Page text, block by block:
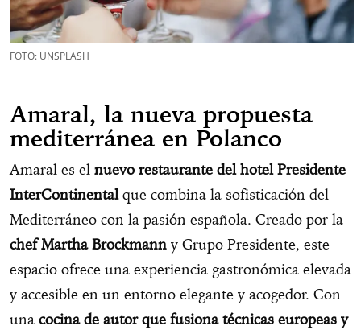
FOTO: UNSPLASH
Amaral, la nueva propuesta
mediterránea en Polanco
Amaral es el nuevo restaurante del hotel Presidente
InterContinentalque combina la sofisticación del
Mediterráneo con la pasión española. Creado por la
chef Martha Brockmann y Grupo Presidente, este
espacio ofrece una experiencia gastronómica elevada
y accesible en un entorno elegante y acogedor. Con
una cocina de autor que fusiona técnicas europeas y